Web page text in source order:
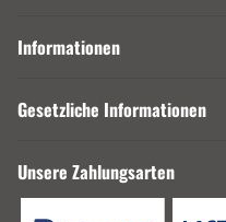
Informationen
Gesetzliche Informationen
Unsere Zahlungsarten